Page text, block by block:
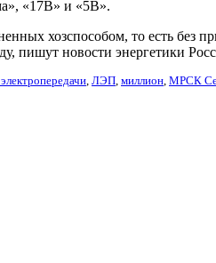
«17В» и «5В».
хозспособом, то есть без
пишут новости энергетики
, ЛЭП, миллион, МРСК